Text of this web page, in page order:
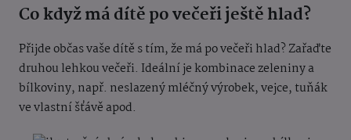
Co když má dítě po večeři ještě hlad?
Přijde občas vaše dítě s tím, že má po večeři hlad? Zařaďte
druhou lehkou večeři. Ideální je kombinace zeleniny a
bílkoviny, např. neslazený mléčný výrobek, vejce, tuňák
ve vlastní šťávě apod.